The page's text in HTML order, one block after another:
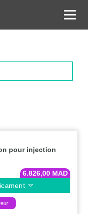
leurs prix et
sans vous
pour injection
6.826,00 MAD